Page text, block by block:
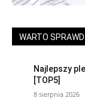
WARTO
Najlepszy
[TOP5]
8 sierpnia 2026